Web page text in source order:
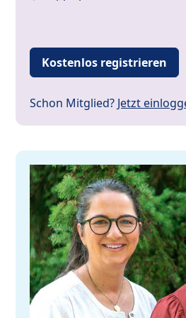
Kostenlos registrieren
Schon Mitglied? Jetzt